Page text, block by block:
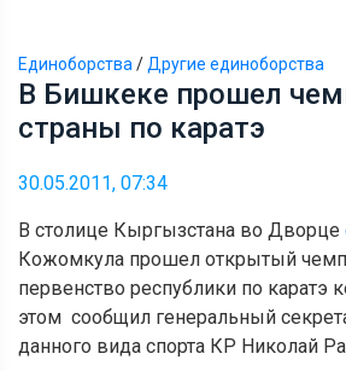
Единоборства / Другие единоборства
В Бишкеке прошел
страны по каратэ
30.05.2011, 07:34
В столице Кыргызстана во Дворце
Кожомкула прошел открытый
первенство республики по каратэ
этом сообщил генеральный
данного вида спорта КР Николай